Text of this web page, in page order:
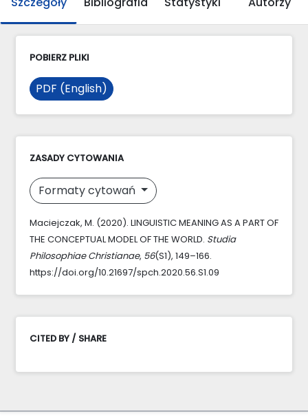
POBIERZ PLIKI
PDF (English)
ZASADY CYTOWANIA
Formaty cytowań
Maciejczak, M. (2020). LINGUISTIC MEANING AS A PART OF
THE CONCEPTUAL MODEL OF THE WORLD. Studia
Philosophiae Christianae, 56(S1), 149–166.
https://doi.org/10.21697/spch.2020.56.S1.09
CITED BY / SHARE